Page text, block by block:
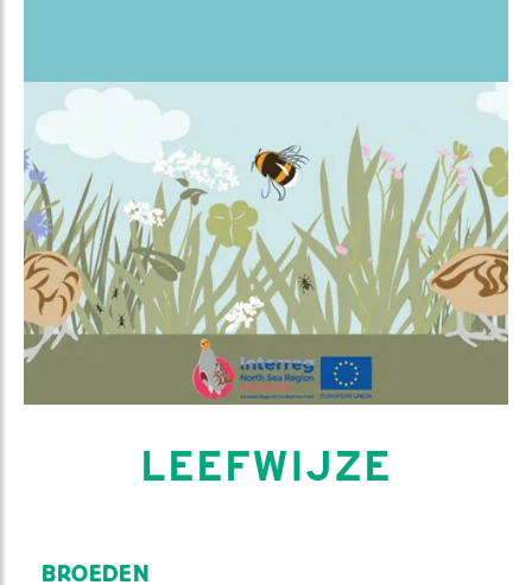
LEEFWIJZE
BROEDEN